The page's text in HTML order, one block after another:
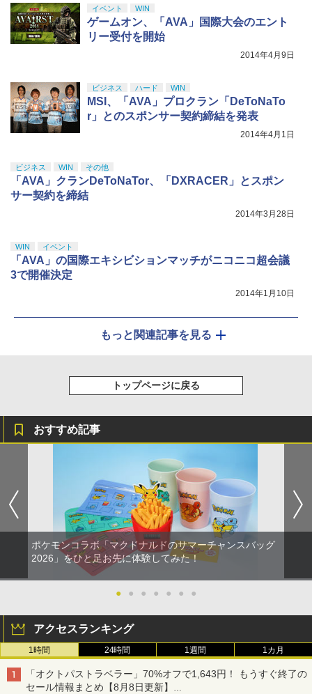
￥5,000
￥10,737
￥14,141
ルアイドルクラブ Bloom Garden Part
￥8,589
イベント WIN
ゲームオン、「AVA」国際大会のエント
リー受付を開始
2014年4月9日
ビジネス ハード WIN
MSI、「AVA」プロクラン「DeToNaTo
r」とのスポンサー契約締結を発表
2014年4月1日
ビジネス WIN その他
「AVA」クランDeToNaTor、「DXRACER」とスポン
サー契約を締結
2014年3月28日
WIN イベント
「AVA」の国際エキシビションマッチがニコニコ超会議
3で開催決定
2014年1月10日
もっと関連記事を見る
トップページに戻る
おすすめ記事
ポケモンコラボ「マクドナルドのサマーチャンスバッグ
2026」をひと足お先に体験してみた！
● ● ● ● ● ● ●
アクセスランキング
1時間 24時間 1週間 1カ月
「オクトパストラベラー」70%オフで1,643円！ もうすぐ終了の
セール情報まとめ【8月8日更新】